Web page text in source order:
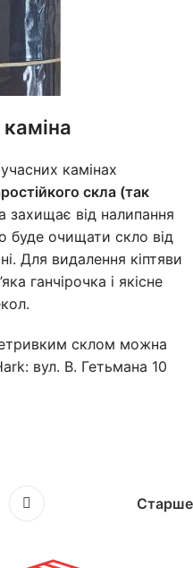
камінах
скла (так
захищає від налипання
буде очищати скло від
Для видалення кіптяви
ганчірочка і якісне
склом можна
вул. В. Гетьмана 10
Старше